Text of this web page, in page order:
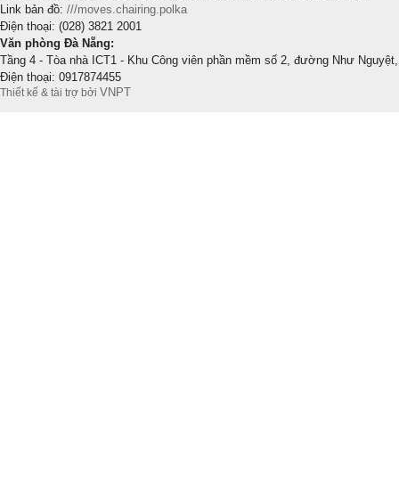
Link bản đồ: ///moves.chairing.polka
Điện thoại: (028) 3821 2001
Văn phòng Đà Nẵng:
Tầng 4 - Tòa nhà ICT1 - Khu Công viên phần mềm số 2, đường Như
Điện thoại: 0917874455
Thiết kế & tài trợ bởi VNPT